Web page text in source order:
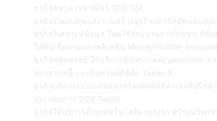
ธุรกิจธนาคารพาณิชย์ SCB 10X
ธุรกิจร่วมลงทุนและร่วมสร้างธุรกิจสตาร์ทอัพและเทค
ธุรกิจวิเคราะห์ข้อมูล โดยใช้กระบวนการวิเคราะห์
ให้สินเชื่อผ่านแอปพลิเคชัน MoneyThunder
ธุรกิจหลักทรัพย์ ให้บริการด้านการลงทุนครบวงจร
ตราสารหนี้ และสินทรัพย์ดิจิทัล
Token X
ธุรกิจบริการระบบเสนอขายโทเคนดิจิทัล และที่ปรึก
ประกอบการ SCB TechX
ธุรกิจให้บริการด้านเทคโนโลยีครบวงจร สร้างนวัต